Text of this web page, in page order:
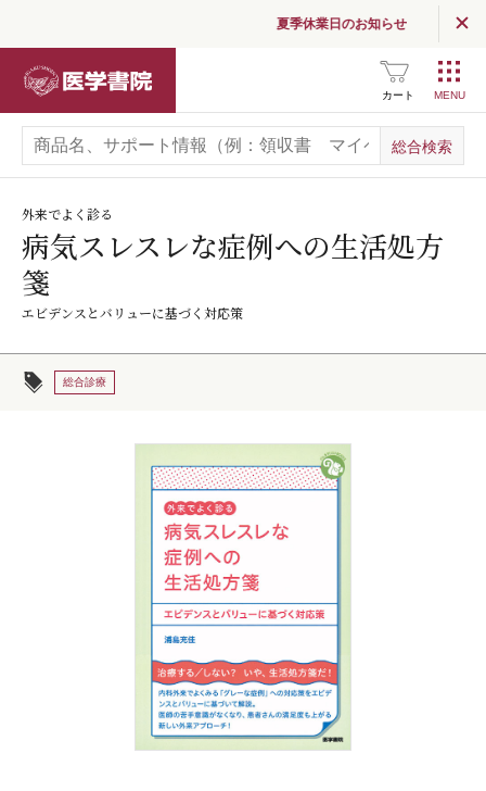
夏季休業日のお知らせ
カート
外来でよく診る
病気スレスレな症例への生活処方
箋
エビデンスとバリューに基づく対応策
総合診療